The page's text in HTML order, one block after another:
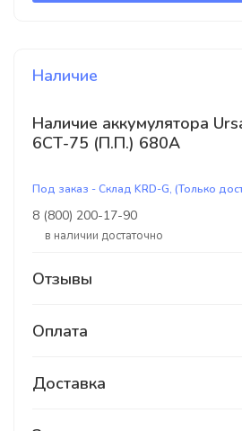
Наличие
Наличие аккумулятора
6СТ-75 (П.П.) 680А
Под заказ - Склад KRD-G, (Только
8 (800) 200-17-90
В наличии достаточно
Отзывы
Оплата
Доставка